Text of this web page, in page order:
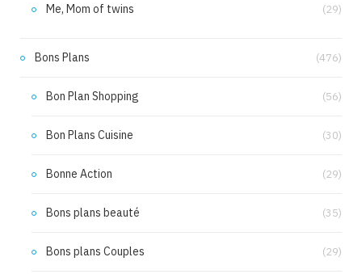
Me, Mom of twins (29)
Bons Plans (476)
Bon Plan Shopping (56)
Bon Plans Cuisine (30)
Bonne Action (29)
Bons plans beauté (35)
Bons plans Couples (29)